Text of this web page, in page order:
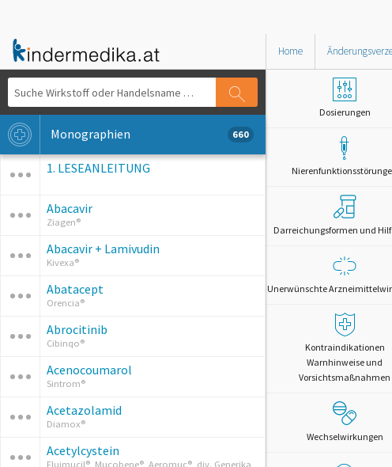
Home
Monographien 660
1. LESEANLEITUNG
Abacavir
Ziagen®
Abacavir + Lamivudin
Kivexa®
Abatacept
Orencia®
Abrocitinib
Cibinqo®
Acenocoumarol
Sintrom®
Acetazolamid
Diamox®
Acetylcystein
Fluimucil®, Mucobene®, Aeromuc®, div. Generika
Dosierungen
Darreichungsformen und
Unerwünschte
Kontraindikationen
Warnhinweise und
Vorsichtsmaßnahmen
Wechselwirkungen